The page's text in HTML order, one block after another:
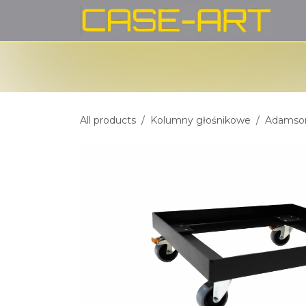
Przejdź do zawartości
All products Kolumny głośnikowe